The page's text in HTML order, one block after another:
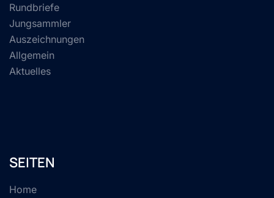
Rundbriefe
Jungsammler
Auszeichnungen
Allgemein
Aktuelles
SEITEN
Home